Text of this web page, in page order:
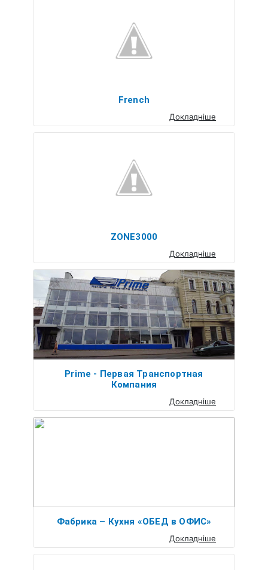
French
Докладніше
ZONE3000
Докладніше
Prime - Первая Транспортная
Компания
Докладніше
Фабрика – Кухня «ОБЕД в ОФИС»
Докладніше